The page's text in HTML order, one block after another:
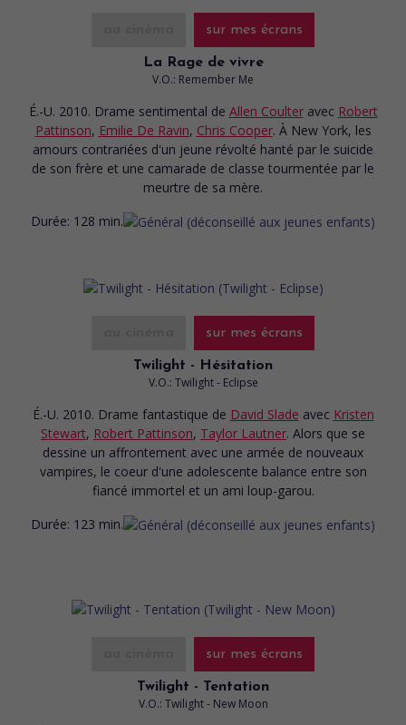
sur mes écrans
La Rage de vivre
V.O.: Remember Me
É.-U. 2010. Drame sentimental de Allen Coulter avec Robert
Pattinson, Emilie De Ravin, Chris Cooper. À New York, les
amours contrariées d'un jeune révolté hanté par le suicide
de son frère et une camarade de classe tourmentée par le
meurtre de sa mère.
Durée: 128 min.
sur mes écrans
Twilight - Hésitation
V.O.: Twilight - Eclipse
É.-U. 2010. Drame fantastique de David Slade avec Kristen
Stewart, Robert Pattinson, Taylor Lautner. Alors que se
dessine un affrontement avec une armée de nouveaux
vampires, le coeur d'une adolescente balance entre son
fiancé immortel et un ami loup-garou.
Durée: 123 min.
sur mes écrans
Twilight - Tentation
V.O.: Twilight - New Moon